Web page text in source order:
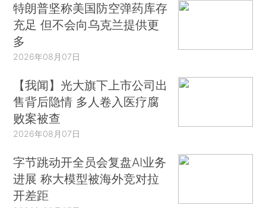
特朗普坚称美国防空弹药库存
充足 但不会向乌克兰提供更
多
2026年08月07日
【我闻】光大旗下上市公司出
售背后隐情 多人卷入医疗腐
败案被查
2026年08月07日
字节跳动开全员会复盘AI业务
进展 称大模型被海外竞对拉
开差距